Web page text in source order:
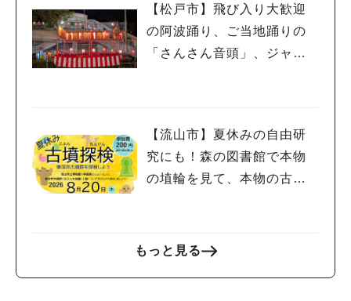
【松戸市】飛び入り大歓迎
の阿波踊り、ご当地踊りの
「さんさん音頭」、ジャ
【流山市】夏休みの自由研
究にも！森の図書館で本物
の埴輪を見て、本物の古墳
もっと見る